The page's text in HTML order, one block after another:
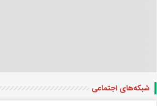
شبکه‌های اجتماعی